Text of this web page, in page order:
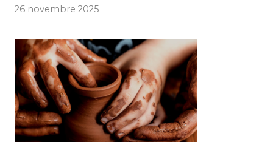
26 novembre 2025